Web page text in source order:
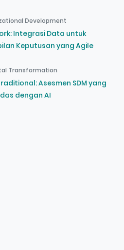
Development
Integrasi Data untuk
Keputusan yang Agile
Transformation
Asesmen SDM yang
dengan AI